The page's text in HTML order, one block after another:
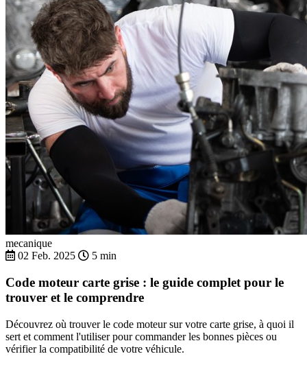
mecanique
02 Feb. 2025
5 min
Code moteur carte grise : le guide complet pour le
trouver et le comprendre
Découvrez où trouver le code moteur sur votre carte grise, à quoi il
sert et comment l'utiliser pour commander les bonnes pièces ou
vérifier la compatibilité de votre véhicule.